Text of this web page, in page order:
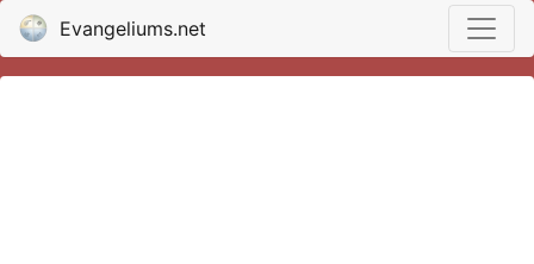
Evangeliums.net